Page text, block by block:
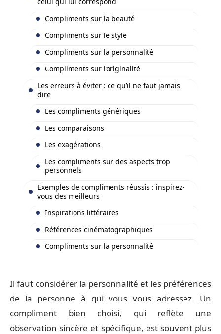
Compliments sur la beauté
Compliments sur le style
Compliments sur la personnalité
Compliments sur l’originalité
Les erreurs à éviter : ce qu’il ne faut jamais
dire
Les compliments génériques
Les comparaisons
Les exagérations
Les compliments sur des aspects trop
personnels
Exemples de compliments réussis : inspirez-
vous des meilleurs
Inspirations littéraires
Références cinématographiques
Compliments sur la personnalité
Il faut considérer la personnalité et les préférences
de la personne à qui vous vous adressez. Un
compliment bien choisi, qui reflète une
observation sincère et spécifique, est souvent plus